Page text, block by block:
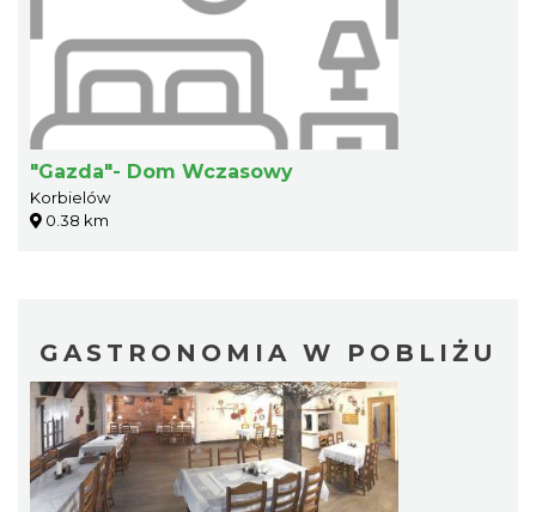
"Gazda"- Dom Wczasowy
Korbielów
0.38 km
GASTRONOMIA W POBLIŻU